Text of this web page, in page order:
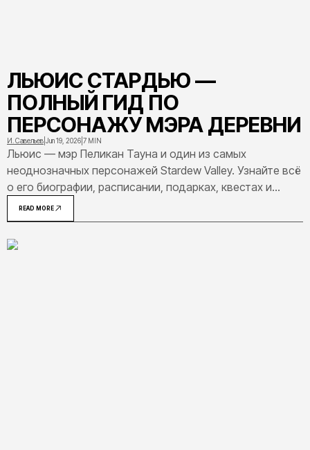
ЛЬЮИС СТАРДЬЮ —
ПОЛНЫЙ ГИД ПО
ПЕРСОНАЖУ МЭРА ДЕРЕВНИ
И. Савельев Jun 19, 2026 7 MIN
Льюис — мэр Пеликан Тауна и один из самых
неоднозначных персонажей Stardew Valley. Узнайте всё
о его биографии, расписании, подарках, квестах и
тайном романе с Марни.
READ MORE